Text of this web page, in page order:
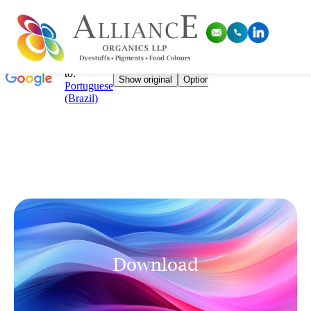
Download